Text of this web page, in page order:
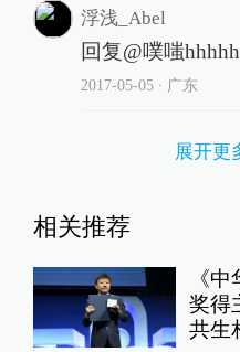
浮浅_Abel
回复@噗嗤
2017-05-05∙ 广东
展开更
相关推荐
《
奖得
共生